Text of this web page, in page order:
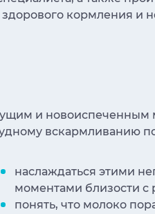
кормления и
и новоиспеченным
вскармливанию
наслаждаться этими
моментами близости с
понять, что молоко